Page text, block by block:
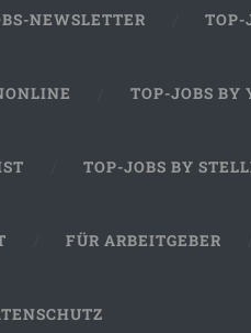
NEWSLETTER TOP-
TOP-JOBS BY
TOP-JOBS BY
FÜR ARBEITGEBER